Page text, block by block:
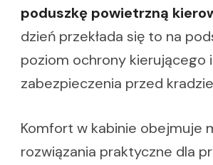
poduszkę powietrzną
dzień przekłada się to na
poziom ochrony kierującego i
zabezpieczenia przed
Komfort w kabinie obejmuje
rozwiązania praktyczne dla